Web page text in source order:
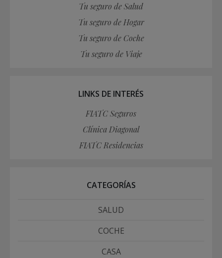
Tu seguro de Salud
Tu seguro de Hogar
Tu seguro de Coche
Tu seguro de Viaje
LINKS DE INTERÉS
FIATC Seguros
Clínica Diagonal
FIATC Residencias
CATEGORÍAS
SALUD
COCHE
CASA